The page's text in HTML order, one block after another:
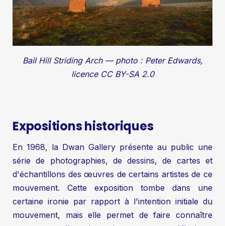
Bail Hill Striding Arch — photo : Peter Edwards,
licence CC BY-SA 2.0
Expositions historiques
En 1968, la Dwan Gallery présente au public une
série de photographies, de dessins, de cartes et
d'échantillons des œuvres de certains artistes de ce
mouvement. Cette exposition tombe dans une
certaine ironie par rapport à l'intention initiale du
mouvement, mais elle permet de faire connaître